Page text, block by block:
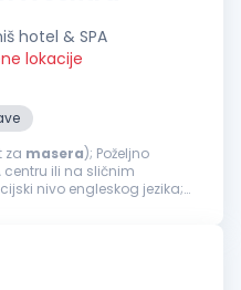
hotel & SPA
lokacije
za masera); Poželjno
centru ili na sličnim
nivo engleskog jezika;